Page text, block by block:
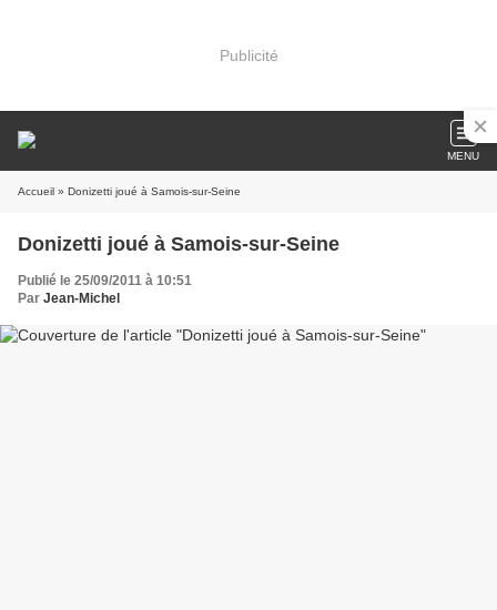
Publicité
MENU
Accueil » Donizetti joué à Samois-sur-Seine
Donizetti joué à Samois-sur-Seine
Publié le 25/09/2011 à 10:51
Par Jean-Michel